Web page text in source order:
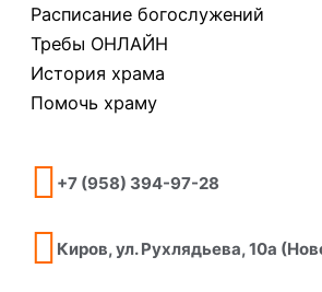
Расписание богослужений
Требы ОНЛАЙН
История храма
Помочь храму
+7 (958) 394-97-28
Киров, ул. Рухлядьева, 10а